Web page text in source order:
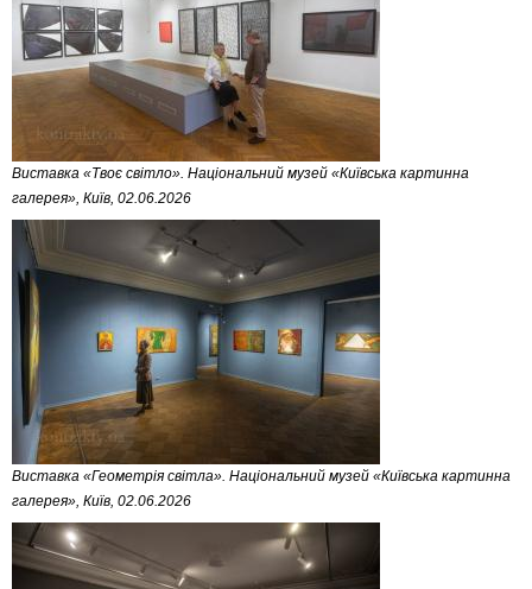
Виставка «Твоє світло». Національний музей «Київська картинна
галерея», Київ, 02.06.2026
Виставка «Геометрія світла». Національний музей «Київська картинна
галерея», Київ, 02.06.2026